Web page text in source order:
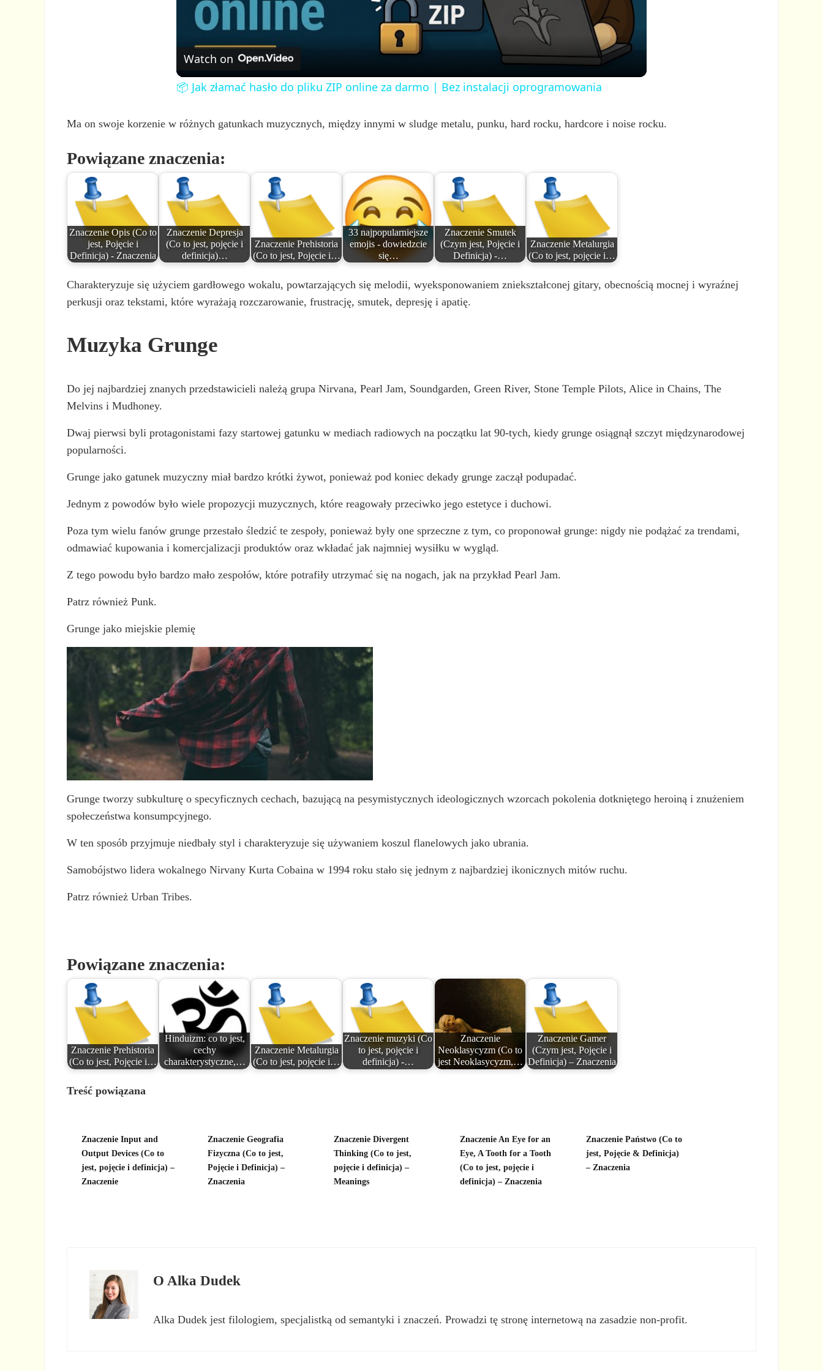
a
y
d
e
o
Watch on
📦 Jak złamać hasło do pliku ZIP online za darmo | Bez instalacji oprogramowania
Ma on swoje korzenie w różnych gatunkach muzycznych, między innymi w sludge metalu, punku, hard rocku, hardcore i noise rocku.
Powiązane znaczenia:
Znaczenie Opis (Co to
jest, Pojęcie i
Definicja) - Znaczenia
Znaczenie Depresja
(Co to jest, pojęcie i
definicja)…
Znaczenie Prehistoria
(Co to jest, Pojęcie i…
33 najpopularniejsze
emojis - dowiedzcie
się…
Znaczenie Smutek
(Czym jest, Pojęcie i
Definicja) -…
Znaczenie Metalurgia
(Co to jest, pojęcie i…
Charakteryzuje się użyciem gardłowego wokalu, powtarzających się melodii, wyeksponowaniem zniekształconej gitary, obecnością mocnej i wyraźnej
perkusji oraz tekstami, które wyrażają rozczarowanie, frustrację, smutek, depresję i apatię.
Muzyka Grunge
Do jej najbardziej znanych przedstawicieli należą grupa Nirvana, Pearl Jam, Soundgarden, Green River, Stone Temple Pilots, Alice in Chains, The
Melvins i Mudhoney.
Dwaj pierwsi byli protagonistami fazy startowej gatunku w mediach radiowych na początku lat 90-tych, kiedy grunge osiągnął szczyt międzynarodowej
popularności.
Grunge jako gatunek muzyczny miał bardzo krótki żywot, ponieważ pod koniec dekady grunge zaczął podupadać.
Jednym z powodów było wiele propozycji muzycznych, które reagowały przeciwko jego estetyce i duchowi.
Poza tym wielu fanów grunge przestało śledzić te zespoły, ponieważ były one sprzeczne z tym, co proponował grunge: nigdy nie podążać za trendami,
odmawiać kupowania i komercjalizacji produktów oraz wkładać jak najmniej wysiłku w wygląd.
Z tego powodu było bardzo mało zespołów, które potrafiły utrzymać się na nogach, jak na przykład Pearl Jam.
Patrz również Punk.
Grunge jako miejskie plemię
Grunge tworzy subkulturę o specyficznych cechach, bazującą na pesymistycznych ideologicznych wzorcach pokolenia dotkniętego heroiną i znużeniem
społeczeństwa konsumpcyjnego.
W ten sposób przyjmuje niedbały styl i charakteryzuje się używaniem koszul flanelowych jako ubrania.
Samobójstwo lidera wokalnego Nirvany Kurta Cobaina w 1994 roku stało się jednym z najbardziej ikonicznych mitów ruchu.
Patrz również Urban Tribes.
Powiązane znaczenia:
Znaczenie Prehistoria
(Co to jest, Pojęcie i…
Hinduizm: co to jest,
cechy
charakterystyczne,…
Znaczenie Metalurgia
(Co to jest, pojęcie i…
Znaczenie muzyki (Co
to jest, pojęcie i
definicja) -…
Znaczenie
Neoklasycyzm (Co to
jest Neoklasycyzm,…
Znaczenie Gamer
(Czym jest, Pojęcie i
Definicja) – Znaczenia
Treść powiązana
Znaczenie Input and
Output Devices (Co to
jest, pojęcie i definicja) –
Znaczenie
Znaczenie Geografia
Fizyczna (Co to jest,
Pojęcie i Definicja) –
Znaczenia
Znaczenie Divergent
Thinking (Co to jest,
pojęcie i definicja) –
Meanings
Znaczenie An Eye for an
Eye, A Tooth for a Tooth
(Co to jest, pojęcie i
definicja) – Znaczenia
Znaczenie Państwo (Co to
jest, Pojęcie & Definicja)
– Znaczenia
OAlka Dudek
Alka Dudek jest filologiem, specjalistką od semantyki i znaczeń. Prowadzi tę stronę internetową na zasadzie non-profit.